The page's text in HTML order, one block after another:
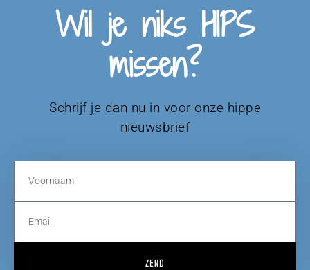
Wil je niks HIPS
missen?
Schrijf je dan nu in voor onze hippe
nieuwsbrief
ZEND